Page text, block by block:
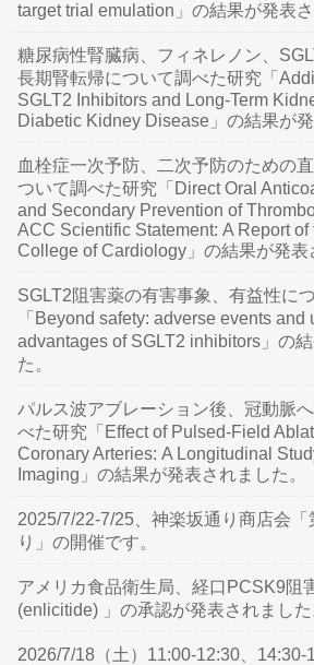
target trial emulation」の結果が発表さ
糖尿病性腎臓病、フィネレノン、
長期腎転帰について調べた研究「
SGLT2 Inhibitors and Long-Term
Diabetic Kidney Disease」の結果が発
血栓症一次予防、二次予防のための
ついて調べた研究「Direct Oral
and Secondary Prevention of
ACC Scientific Statement: A Report of
College of Cardiology」の結果が発表
SGLT2阻害薬の有害事象、有益性に
「Beyond safety: adverse events and
advantages of SGLT2 inhibitors」の
た。
パルス波アブレーション後、冠動脈
べた研究「Effect of Pulsed-Field
Coronary Arteries: A Longitudinal
Imaging」の結果が発表されました。
2025/7/22-7/25、神楽坂通り商店会
り」の開催です。
アメリカ食品衛生局、経口PCSK9阻
(enlicitide) 」の承認が発表されました
2026/7/18（土）11:00-12:30、14:30-